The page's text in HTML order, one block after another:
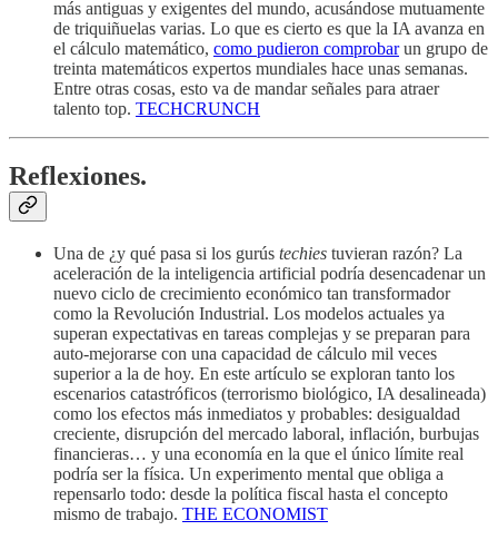
más antiguas y exigentes del mundo, acusándose mutuamente
de triquiñuelas varias. Lo que es cierto es que la IA avanza en
el cálculo matemático, como pudieron comprobarun grupo de
treinta matemáticos expertos mundiales hace unas semanas.
Entre otras cosas, esto va de mandar señales para atraer
talento top. TECHCRUNCH
Reflexiones.
Una de ¿y qué pasa si los gurús techies tuvieran razón? La
aceleración de la inteligencia artificial podría desencadenar un
nuevo ciclo de crecimiento económico tan transformador
como la Revolución Industrial. Los modelos actuales ya
superan expectativas en tareas complejas y se preparan para
auto-mejorarse con una capacidad de cálculo mil veces
superior a la de hoy. En este artículo se exploran tanto los
escenarios catastróficos (terrorismo biológico, IA desalineada)
como los efectos más inmediatos y probables: desigualdad
creciente, disrupción del mercado laboral, inflación, burbujas
financieras… y una economía en la que el único límite real
podría ser la física. Un experimento mental que obliga a
repensarlo todo: desde la política fiscal hasta el concepto
mismo de trabajo. THE ECONOMIST